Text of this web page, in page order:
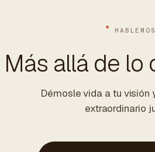
HABLEMOS
Más allá de lo
Démosle vida a tu visión
extraordinario